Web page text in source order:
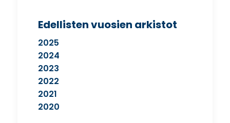
Edellisten vuosien arkistot
2025
2024
2023
2022
2021
2020